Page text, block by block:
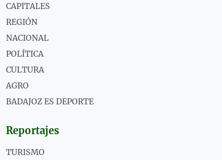
CAPITALES
REGIÓN
NACIONAL
POLÍTICA
CULTURA
AGRO
BADAJOZ ES DEPORTE
Reportajes
TURISMO